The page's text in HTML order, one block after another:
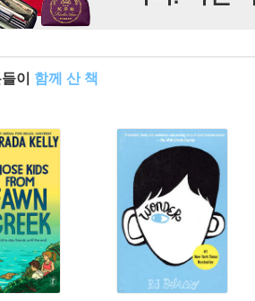
이 함께 산 책